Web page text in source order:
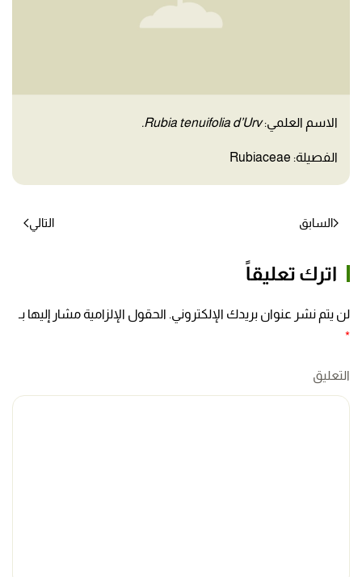
الاسم العلمي:Rubia tenuifolia d’Urv.
الفصيلة: Rubiaceae
السابق التالي
اترك تعليقاً
لن يتم نشر عنوان بريدك الإلكتروني. الحقول الإلزامية مشار إليها بـ
*
التعليق